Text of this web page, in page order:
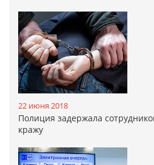
22 июня 2018
Полиция задержала
кражу